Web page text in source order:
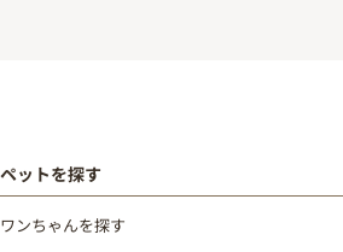
ペットを探す
ワンちゃんを探す